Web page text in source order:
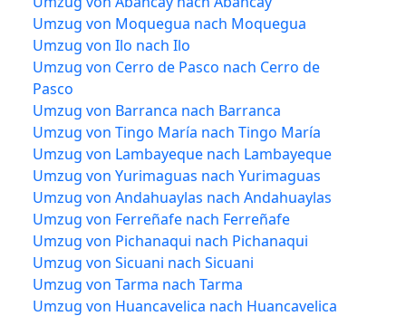
Umzug von Moquegua nach Moquegua
Umzug von Ilo nach Ilo
Umzug von Cerro de Pasco nach Cerro de
Pasco
Umzug von Barranca nach Barranca
Umzug von Tingo María nach Tingo María
Umzug von Lambayeque nach Lambayeque
Umzug von Yurimaguas nach Yurimaguas
Umzug von Andahuaylas nach Andahuaylas
Umzug von Ferreñafe nach Ferreñafe
Umzug von Pichanaqui nach Pichanaqui
Umzug von Sicuani nach Sicuani
Umzug von Tarma nach Tarma
Umzug von Huancavelica nach Huancavelica